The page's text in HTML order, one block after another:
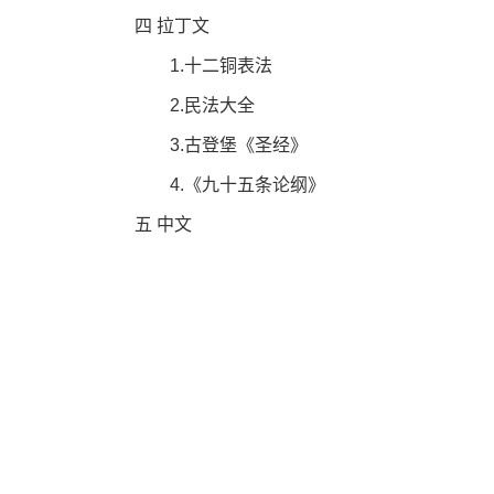
四 拉丁文
1.十二铜表法
2.民法大全
3.古登堡《圣经》
4.《九十五条论纲》
五 中文